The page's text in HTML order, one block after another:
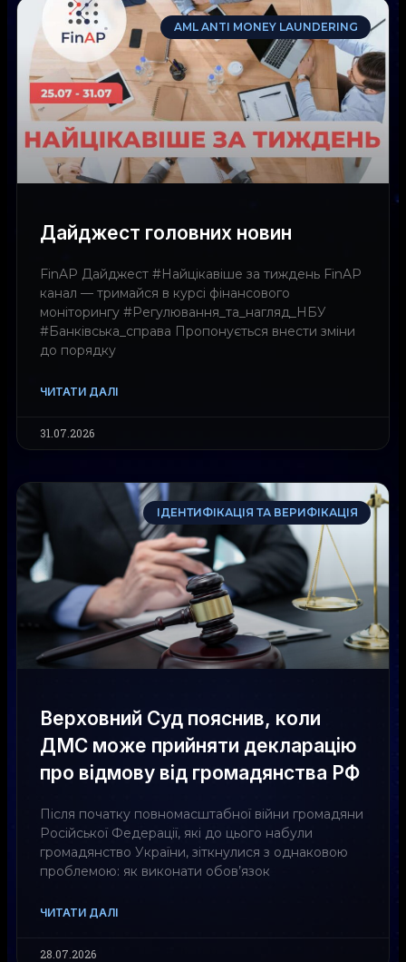
AML ANTI MONEY LAUNDERING
Дайджест головних новин
FinAP Дайджест #Найцікавіше за тиждень FinAP
канал — тримайся в курсі фінансового
моніторингу #Регулювання_та_нагляд_НБУ
#Банківська_справа Пропонується внести зміни
до порядку
ЧИТАТИ ДАЛІ
31.07.2026
ІДЕНТИФІКАЦІЯ ТА ВЕРИФІКАЦІЯ
Верховний Суд пояснив, коли
ДМС може прийняти декларацію
про відмову від громадянства РФ
Після початку повномасштабної війни громадяни
Російської Федерації, які до цього набули
громадянство України, зіткнулися з однаковою
проблемою: як виконати обов’язок
ЧИТАТИ ДАЛІ
28.07.2026